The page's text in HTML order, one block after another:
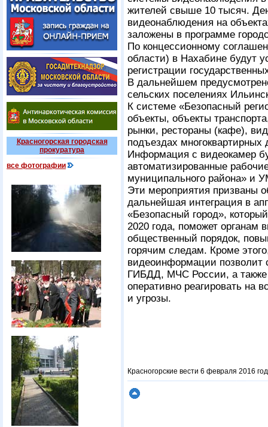
Красногорская городская
прокуратура
все фотографии
жителей свыше 10 тысяч.
видеонаблюдения на
заложены в программе
По концессионному
области) в Нахабине будут
регистрации
В дальнейшем
сельских поселениях
К системе «Безопасный
объекты, объекты
рынки, рестораны (кафе),
подъездах многоквартирных
Информация с видеокамер
автоматизированные
муниципального района» и
Эти мероприятия призваны
дальнейшая интеграция в
«Безопасный город»,
2020 года, поможет органам
общественный порядок,
горячим следам. Кроме
видеоинформации позволит
ГИБДД, МЧС России, а
оперативно реагировать на
и угрозы.
Красногорские вести 6 февраля 2016